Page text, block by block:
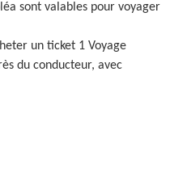
sont valables pour voyager
un ticket 1 Voyage
du conducteur, avec